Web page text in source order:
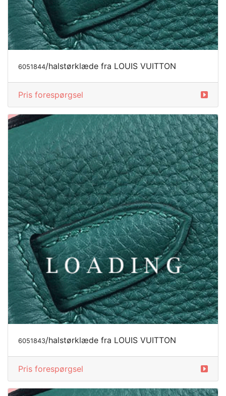
6051844/halstørklæde fra LOUIS VUITTON
Pris forespørgsel
6051843/halstørklæde fra LOUIS VUITTON
Pris forespørgsel